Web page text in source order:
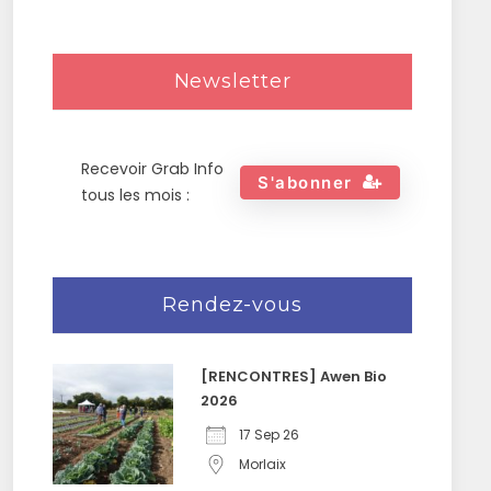
Newsletter
Recevoir Grab Info
tous les mois :
S'abonner
Rendez-vous
[RENCONTRES] Awen Bio
2026
17 Sep 26
Morlaix